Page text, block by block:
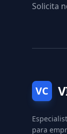
Solicita
VC
para